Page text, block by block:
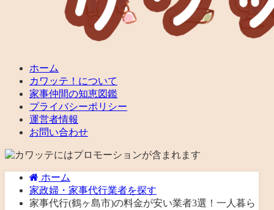
ホーム
カワッテ！について
家事仲間の知恵図鑑
プライバシーポリシー
運営者情報
お問い合わせ
ホーム
家政婦・家事代行業者を探す
家事代行(鶴ヶ島市)の料金が安い業者3選！一人暮ら